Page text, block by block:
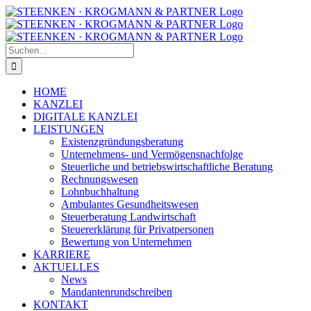
Zum
Inhalt
springen
Facebook
Instagram
Suche
nach:
HOME
KANZLEI
DIGITALE KANZLEI
LEISTUNGEN
Existenzgründungsberatung
Unternehmens- und Vermögensnachfolge
Steuerliche und betriebswirtschaftliche Beratung
Rechnungswesen
Lohnbuchhaltung
Ambulantes Gesundheitswesen
Steuerberatung Landwirtschaft
Steuererklärung für Privatpersonen
Bewertung von Unternehmen
KARRIERE
AKTUELLES
News
Mandantenrundschreiben
KONTAKT